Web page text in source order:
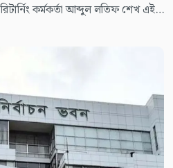
কর্মকর্তা আব্দুল লতিফ শেখ এই